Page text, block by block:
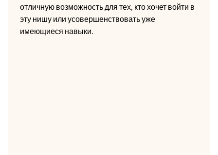
отличную возможность для тех, кто хочет войти в
эту нишу или усовершенствовать уже
имеющиеся навыки.